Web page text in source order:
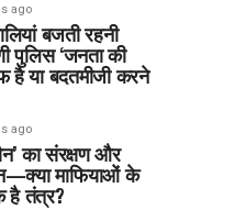
ago
बजती रहनी
पुलिस ‘जनता की
है या बदतमीजी करने
ago
का संरक्षण और
माफियाओं के
तंत्र?